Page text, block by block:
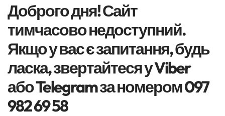
Доброго дня! Сайт
тимчасово недоступний.
Якщо у вас є запитання, будь
ласка, звертайтеся у Viber
або Telegram за номером 097
982 69 58